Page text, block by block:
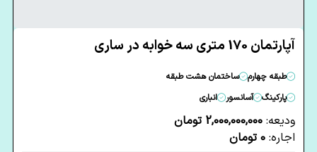
آپارتمان 170 متری سه خوابه در ساری
طبقه چهارم
ساختمان هشت طبقه
پارکینگ
آسانسور انباری
ودیعه: 2,000,000,000 تومان
اجاره: 0 تومان